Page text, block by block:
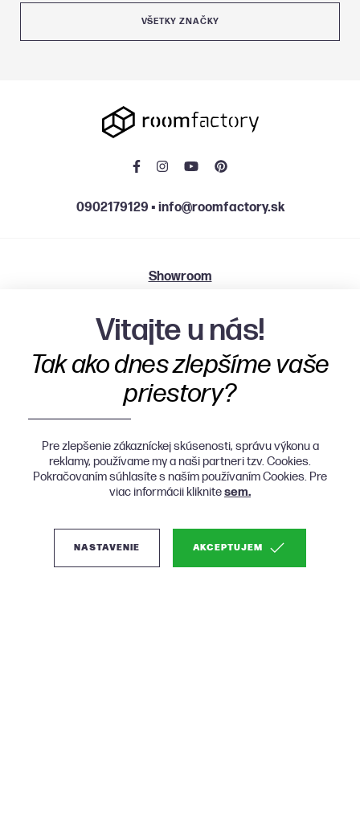
VŠETKY ZNAČKY
0902179129 ▪ info@roomfactory.sk
Showroom
Po, St, Št 9:00 - 12:00 | 13:00 - 18:00
Ut, Pia 9:00 - 12:00 | 13:00 - 16:00
Vitajte u nás!
Tak ako dnes zlepšíme vaše
priestory?
Pre zlepšenie zákazníckej skúsenosti, správu výkonu a
reklamy, používame my a naši partneri tzv. Cookies.
Pokračovaním súhlasíte s naším používaním Cookies. Pre
viac informácii kliknitesem.
AKCEPTUJEM
NASTAVENIE